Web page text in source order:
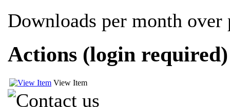
Downloads per month over
Actions (login required)
View Item